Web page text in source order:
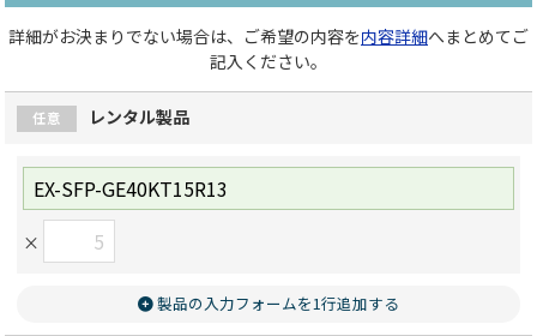
詳細がお決まりでない場合は、ご希望の内容を内容詳細へまとめてご
記入ください。
任意 レンタル製品
×
製品の入力フォームを1行追加する